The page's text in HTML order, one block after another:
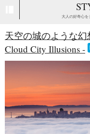
大人の好奇心を
天空の城のような
Cloud City Illusions -